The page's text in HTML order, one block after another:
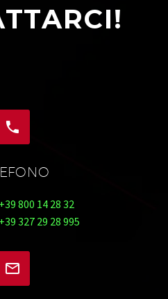


+39 800 14 28 32
+39 327 29 28 995

